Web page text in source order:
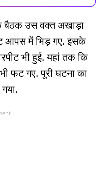
बैठक उस वक्त अखाड़ा
आपस में भिड़ गए. इसके
भी हुई. यहां तक कि
फट गए. पूरी घटना का